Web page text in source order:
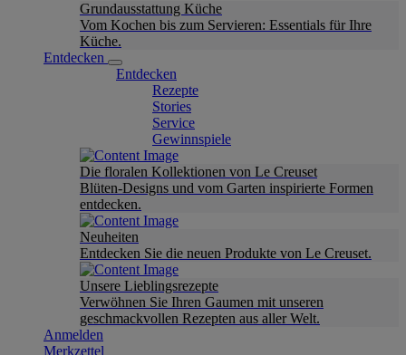
Grundausstattung Küche
Vom Kochen bis zum Servieren: Essentials für Ihre
Küche.
Entdecken
Entdecken
Rezepte
Stories
Service
Gewinnspiele
Die floralen Kollektionen von Le Creuset
Blüten-Designs und vom Garten inspirierte Formen
entdecken.
Neuheiten
Entdecken Sie die neuen Produkte von Le Creuset.
Unsere Lieblingsrezepte
Verwöhnen Sie Ihren Gaumen mit unseren
geschmackvollen Rezepten aus aller Welt.
Anmelden
Merkzettel